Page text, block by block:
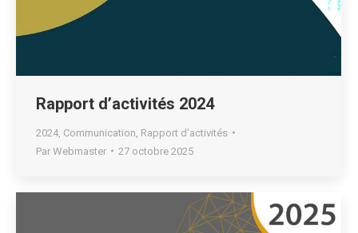
Rapport d’activités 2024
2024, Communication Rapport d'activités
Par Webmaster 27 octobre 2025